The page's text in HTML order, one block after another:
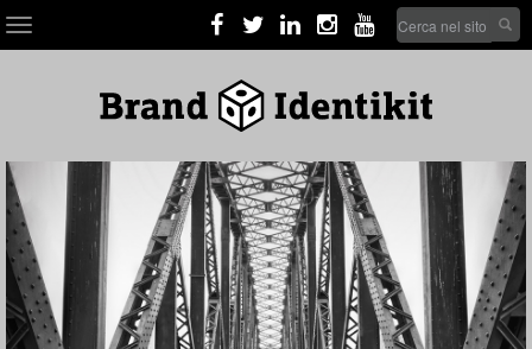
Skip
toToggle
navigation
Search
form